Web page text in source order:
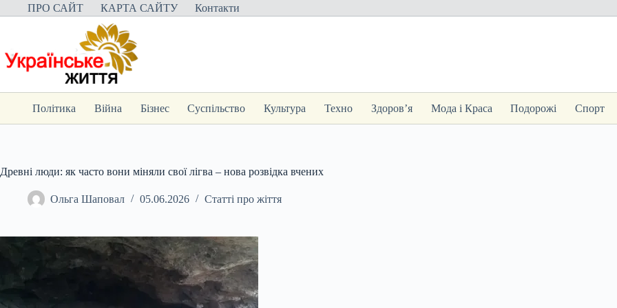
Перейти
до
ПРО САЙТ КАРТА САЙТУ Контакти
Політика Війна Бізнес Суспільство Культура Техно Здоров’я Мода і Краса Подорожі Спорт
Древні люди: як часто вони міняли свої лігва – нова розвідка вчених
Ольга Шаповал 05.06.2026 Статті про жіття